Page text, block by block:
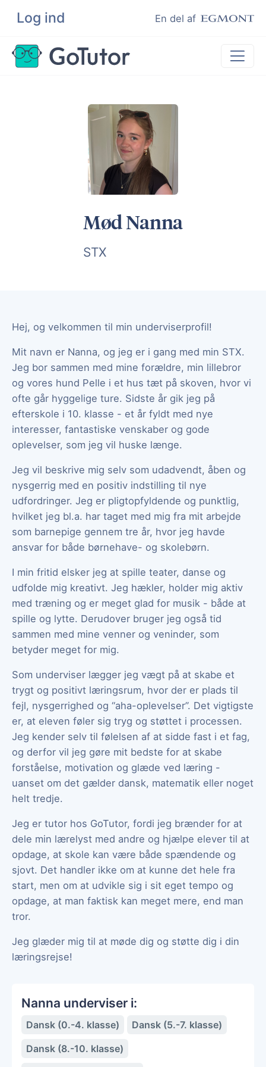
Log ind En del af
Søg
Lektiehjælp
Eksamenshjælp
Hjælp til ordblinde
Kundeudtalelser
Undervisere
Mød Nanna
STX
Hej, og velkommen til min underviserprofil!
Mit navn er Nanna, og jeg er i gang med min STX.
Jeg bor sammen med mine forældre, min lillebror
og vores hund Pelle i et hus tæt på skoven, hvor vi
ofte går hyggelige ture. Sidste år gik jeg på
efterskole i 10. klasse - et år fyldt med nye
interesser, fantastiske venskaber og gode
oplevelser, som jeg vil huske længe.
Jeg vil beskrive mig selv som udadvendt, åben og
nysgerrig med en positiv indstilling til nye
udfordringer. Jeg er pligtopfyldende og punktlig,
hvilket jeg bl.a. har taget med mig fra mit arbejde
som barnepige gennem tre år, hvor jeg havde
ansvar for både børnehave- og skolebørn.
I min fritid elsker jeg at spille teater, danse og
udfolde mig kreativt. Jeg hækler, holder mig aktiv
med træning og er meget glad for musik - både at
spille og lytte. Derudover bruger jeg også tid
sammen med mine venner og veninder, som
betyder meget for mig.
Som underviser lægger jeg vægt på at skabe et
trygt og positivt læringsrum, hvor der er plads til
fejl, nysgerrighed og “aha-oplevelser”. Det vigtigste
er, at eleven føler sig tryg og støttet i processen.
Jeg kender selv til følelsen af at sidde fast i et fag,
og derfor vil jeg gøre mit bedste for at skabe
forståelse, motivation og glæde ved læring -
uanset om det gælder dansk, matematik eller noget
helt tredje.
Jeg er tutor hos GoTutor, fordi jeg brænder for at
dele min lærelyst med andre og hjælpe elever til at
opdage, at skole kan være både spændende og
sjovt. Det handler ikke om at kunne det hele fra
start, men om at udvikle sig i sit eget tempo og
opdage, at man faktisk kan meget mere, end man
tror.
Jeg glæder mig til at møde dig og støtte dig i din
læringsrejse!
Nanna underviser i:
Dansk (0.-4. klasse)
Dansk (5.-7. klasse)
Dansk (8.-10. klasse)